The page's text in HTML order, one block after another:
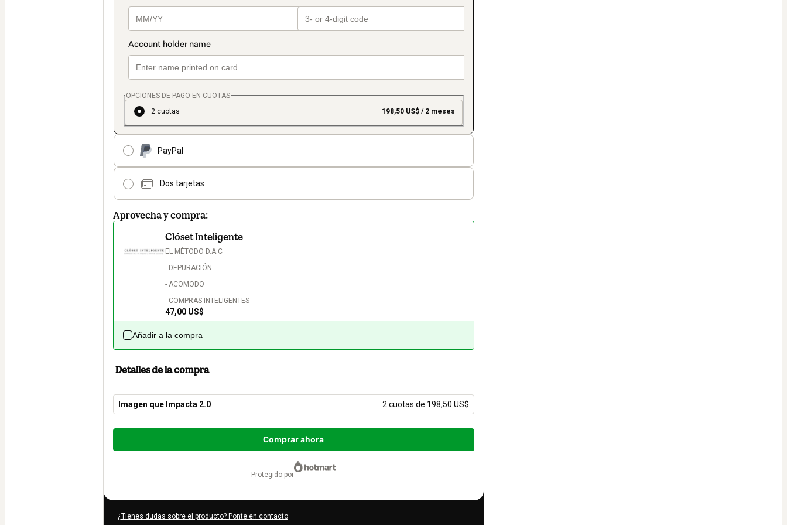
OPCIONES DE PAGO EN CUOTAS
2 cuotas
198,50 US$ / 2 meses
PayPal
Dos tarjetas
Aprovecha y compra:
Clóset Inteligente
EL MÉTODO D.A.C
- DEPURACIÓN
- ACOMODO
- COMPRAS INTELIGENTES
47,00 US$
Añadir a la compra
Detalles de la compra
Imagen que Impacta 2.0 2 cuotas de 198,50 US$
Total
397,00 US$
Comprar ahora
protegido por
¿Tienes dudas sobre el producto? Ponte en contacto